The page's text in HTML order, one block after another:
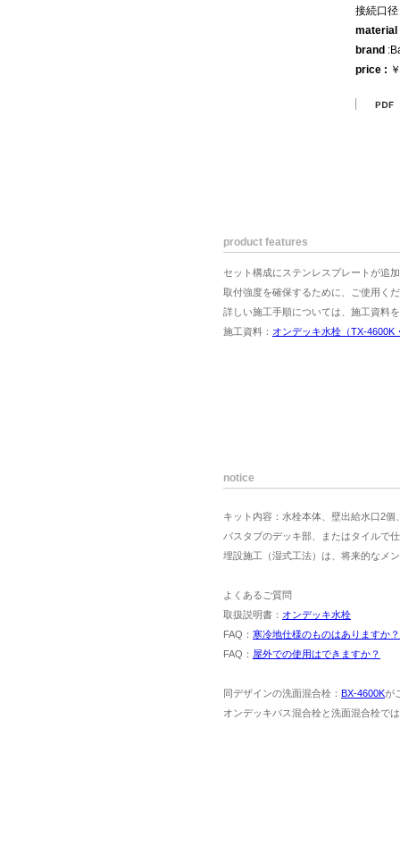
接続口
material
brand
price :
product features
セット構成にステンレスプレートが追
取付強度を確保するために、ご使用く
詳しい施工手順については、施工資料
施工資料： オンデッキ水栓（TX-4600K
notice
キット内容：水栓本体、壁出給水口2
バスタブのデッキ部、またはタイルで
埋設施工（湿式工法）は、将来的なメ
よくあるご質問
取扱説明書： オンデッキ水栓
FAQ： 寒冷地仕様のものはありますか？
FAQ： 屋外での使用はできますか？
同デザインの洗面混合栓： BX-4600Kが
オンデッキバス混合栓と洗面混合栓で